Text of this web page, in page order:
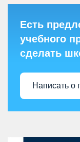
Есть
учебного
сделать
Написать о